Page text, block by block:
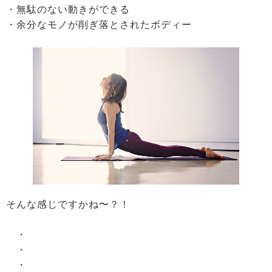
・無駄のない動きができる
・余分なモノが削ぎ落とされたボディー
そんな感じですかね〜？！
・
・
・